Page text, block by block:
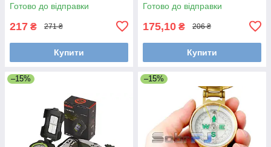
Готово до відправки
217 ₴ 271 ₴
Купити
Готово до відправки
175,10 ₴ 206 ₴
Купити
–15% –15%